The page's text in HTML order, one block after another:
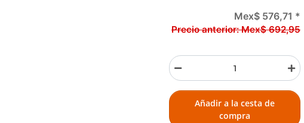
Mex$ 576,71 *
Precio anterior:Mex$ 692,95
Añadir a la cesta de
compra